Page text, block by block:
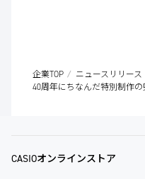
企業TOP
ニュースリリース
40周年にちなんだ特別制作の
CASIOオンラインストア